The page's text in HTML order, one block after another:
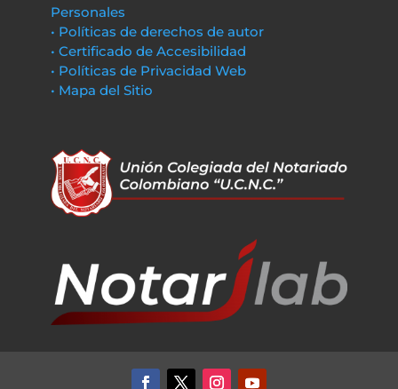
Personales
• Políticas de derechos de autor
• Certificado de Accesibilidad
• Políticas de Privacidad Web
• Mapa del Sitio